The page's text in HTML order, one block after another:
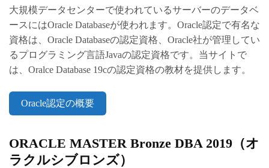
大規模データセンターで使われているサーバーのデータベ
ースにはOracle Databaseが使われます。Oracle認定で有名な
資格は、Oracle Databaseの認定資格、Oracle社が管理してい
るプログラミング言語Javaの認定資格です。当サイトで
は、Oralce Database 19cの認定資格の教材を提供します。
Oracle認定の概要
ORACLE MASTER Bronze DBA 2019（オ
ラクルシブロンズ）